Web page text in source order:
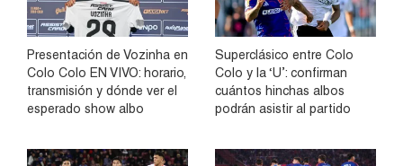
Presentación de Vozinha en
Colo Colo EN VIVO: horario,
transmisión y dónde ver el
esperado show albo
Superclásico entre Colo
Colo y la ‘U’: confirman
cuántos hinchas albos
podrán asistir al partido